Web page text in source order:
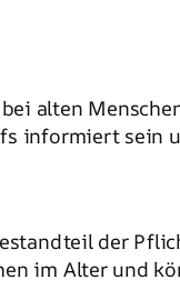
alten
informiert sein
der
im Alter und